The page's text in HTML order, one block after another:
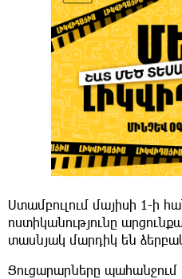
Ստամբուլում մայիսի 1-ի
ոստիկանությունը
տասնյակ մարդիկ են
Ցուցարարները պահանջում